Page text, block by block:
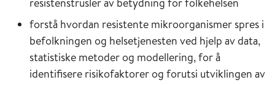
forstå hvordan resistente mikroorganismer spres i
befolkningen og helsetjenesten ved hjelp av data,
statistiske metoder og modellering, for å
identifisere risikofaktorer og forutsi utviklingen av